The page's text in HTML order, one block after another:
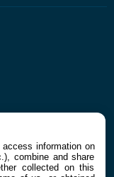
access information on
combine and share
collected on this